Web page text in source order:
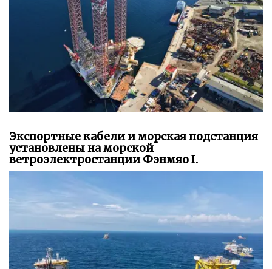
Экспортные кабели и морская подстанция
установлены на морской
ветроэлектростанции Фэнмяо I.